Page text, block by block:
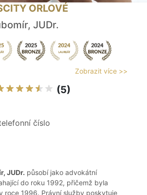
ORLOVÉ
JUDr.
Zobrazit více >>
(5)
číslo
JUDr. působí jako advokátní
do roku 1992, přičemž byla
roce 1996. Právní služby poskytuje